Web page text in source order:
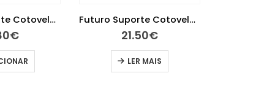
Futuro Suporte Cotovelo Comfort S
€
Futuro Suporte Cotovelo Epicondilite L
21.50€
LER MAIS